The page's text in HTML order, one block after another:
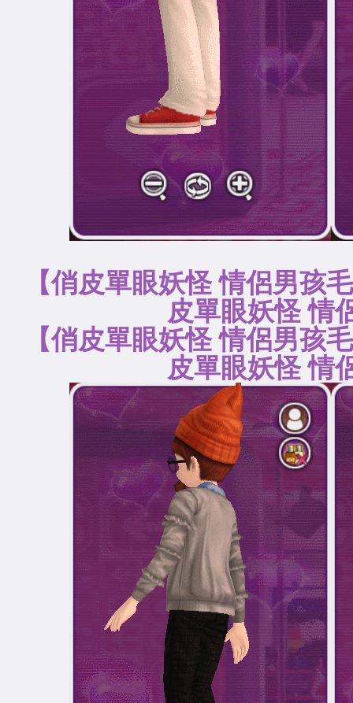
【俏皮單眼妖怪 情
皮單眼妖怪 情
【俏皮單眼妖怪 情
皮單眼妖怪 情